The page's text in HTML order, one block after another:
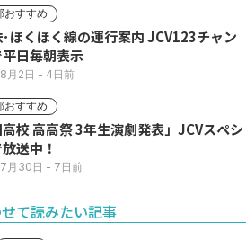
おすすめ
くほく線の運行案内 JCV123チャン
日毎朝表示
月2日 - 4日前
おすすめ
高校 高高祭 3年生演劇発表」JCVスペシ
送中！
月30日 - 7日前
て読みたい記事